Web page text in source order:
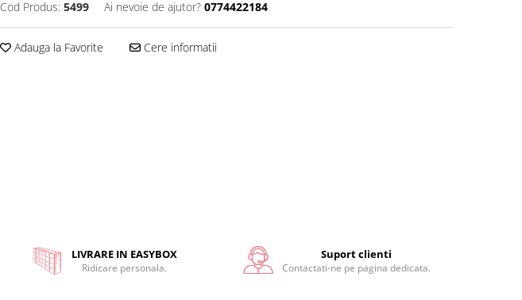
Cod Produs: 5499 Ai nevoie de ajutor? 0774422184
Adauga la Favorite Cere informatii
LIVRARE IN EASYBOX
Ridicare personala.
Suport clienti
Contactati-ne pe pagina dedicata.